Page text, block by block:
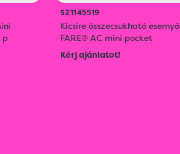
p
S21145519
Kicsire összecsukható esernyő
FARE® AC mini pocket
Kérj ajánlatot!